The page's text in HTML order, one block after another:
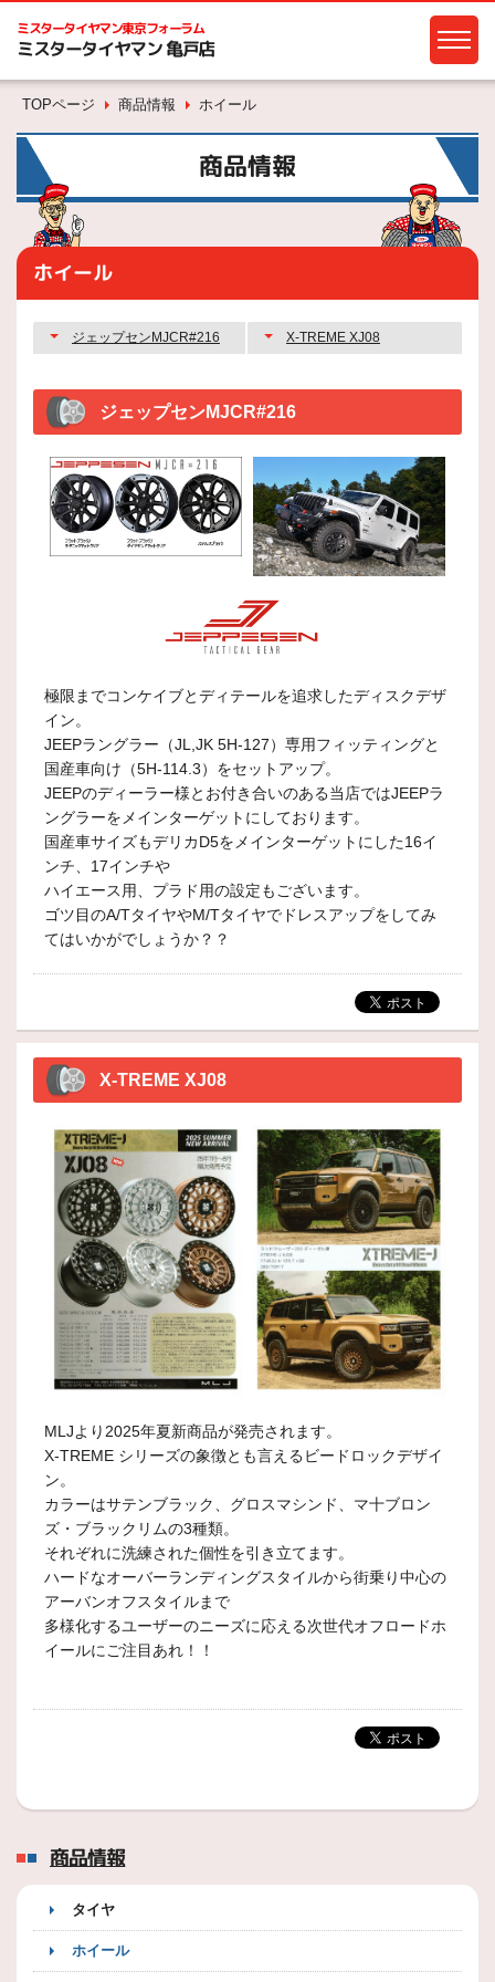
ミスタータイヤマン東京フォーラム
ミスタータイヤマン 亀戸店
TOPページ 商品情報 ホイール
商品情報
ホイール
ジェップセンMJCR#216 X-TREME XJ08
ジェップセンMJCR#216
極限までコンケイブとディテールを追求したディスクデザ
イン。
JEEPラングラー（JL,JK 5H-127）専用フィッティングと
国産車向け（5H-114.3）をセットアップ。
JEEPのディーラー様とお付き合いのある当店ではJEEPラ
ングラーをメインターゲットにしております。
国産車サイズもデリカD5をメインターゲットにした16イ
ンチ、17インチや
ハイエース用、プラド用の設定もございます。
ゴツ目のA/TタイヤやM/Tタイヤでドレスアップをしてみ
てはいかがでしょうか？？
X-TREME XJ08
MLJより2025年夏新商品が発売されます。
X-TREME シリーズの象徴とも言えるビードロックデザイ
ン。
カラーはサテンブラック、グロスマシンド、マ十ブロン
ズ・ブラックリムの3種類。
それぞれに洗練された個性を引き立てます。
ハードなオーバーランディングスタイルから街乗り中心の
アーバンオフスタイルまで
多様化するユーザーのニーズに応える次世代オフロードホ
イールにご注目あれ！！
商品情報
タイヤ
ホイール